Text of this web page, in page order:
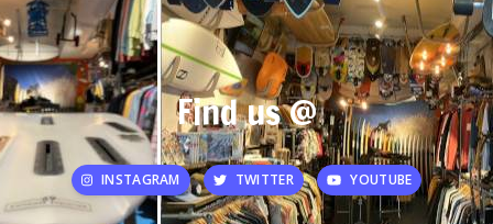
Find us @
INSTAGRAM TWITTER YOUTUBE